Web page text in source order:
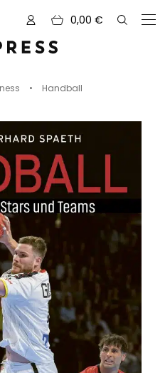
0,00 €
NOVUM
Vorschauen
Sale
• Handball